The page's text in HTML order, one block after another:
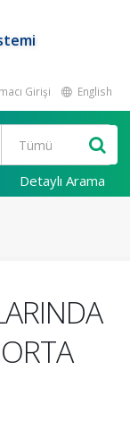
Girişi English
Detaylı Arama